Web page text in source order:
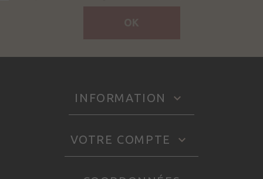
INFORMATION 
VOTRE COMPTE 